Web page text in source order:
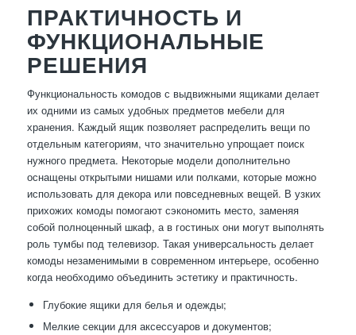
ПРАКТИЧНОСТЬ И
ФУНКЦИОНАЛЬНЫЕ
РЕШЕНИЯ
Функциональность комодов с выдвижными ящиками делает
их одними из самых удобных предметов мебели для
хранения. Каждый ящик позволяет распределить вещи по
отдельным категориям, что значительно упрощает поиск
нужного предмета. Некоторые модели дополнительно
оснащены открытыми нишами или полками, которые можно
использовать для декора или повседневных вещей. В узких
прихожих комоды помогают сэкономить место, заменяя
собой полноценный шкаф, а в гостиных они могут выполнять
роль тумбы под телевизор. Такая универсальность делает
комоды незаменимыми в современном интерьере, особенно
когда необходимо объединить эстетику и практичность.
Глубокие ящики для белья и одежды;
Мелкие секции для аксессуаров и документов;